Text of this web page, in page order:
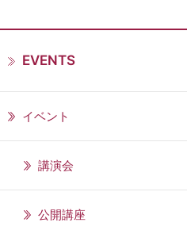
EVENTS
イベント
講演会
公開講座